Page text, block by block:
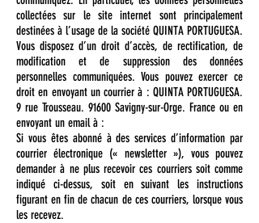
collectées sur le site internet sont principalement
destinées à l’usage de la société QUINTA PORTUGUESA.
Vous disposez d’un droit d’accès, de rectification, de
modification et de suppression des données
personnelles communiquées. Vous pouvez exercer ce
droit en envoyant un courrier à : QUINTA PORTUGUESA.
9 rue Trousseau. 91600 Savigny-sur-Orge. France ou en
envoyant un email à :
Si vous êtes abonné à des services d’information par
courrier électronique (« newsletter »), vous pouvez
demander à ne plus recevoir ces courriers soit comme
indiqué ci-dessus, soit en suivant les instructions
figurant en fin de chacun de ces courriers, lorsque vous
les recevez.